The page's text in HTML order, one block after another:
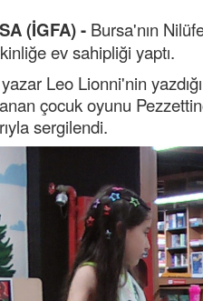
(İGFA) - Bursa'nın
ev sahipliği yaptı.
Leo Lionni'nin
çocuk oyunu
sergilendi.